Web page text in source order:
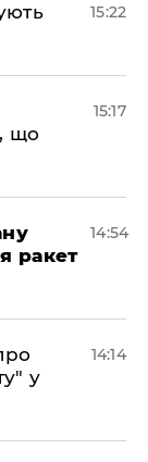
15:22
що
15:17
ракет
14:54
у
14:14